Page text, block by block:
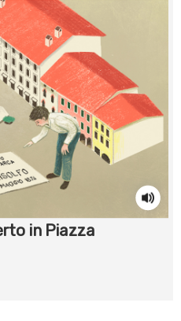
in Piazza